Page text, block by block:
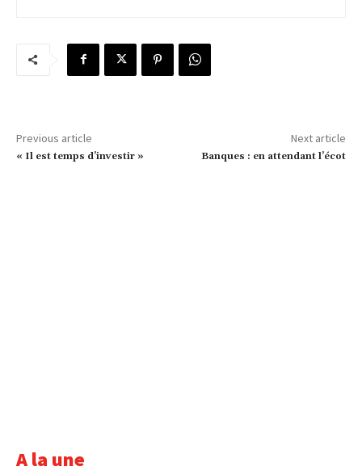
Previous article
« Il est temps d’investir »
Next article
Banques : en attendant l’écot
A la une